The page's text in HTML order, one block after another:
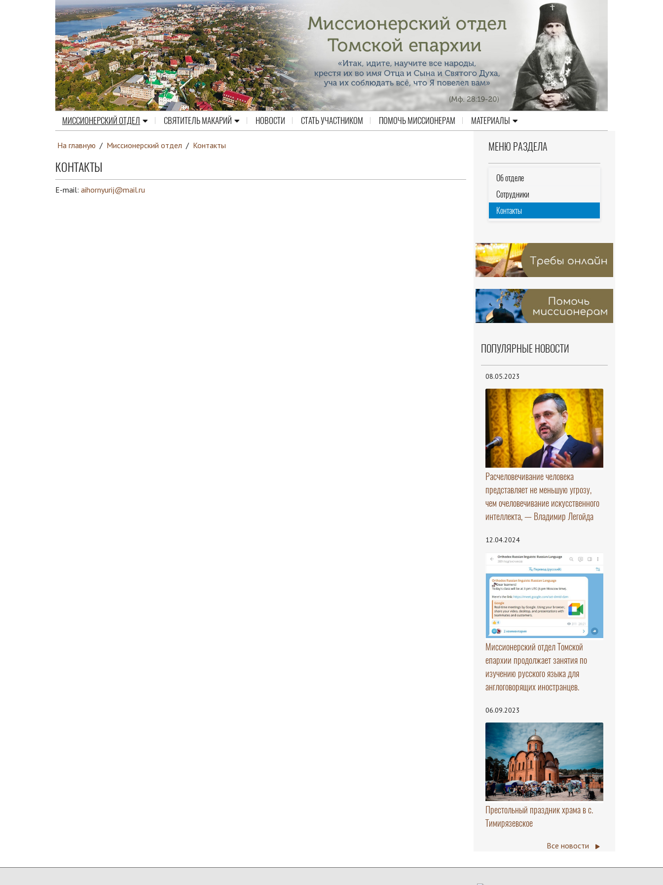
МИССИОНЕРСКИЙ ОТДЕЛ СВЯТИТЕЛЬ МАКАРИЙ НОВОСТИ СТАТЬ УЧАСТНИКОМ ПОМОЧЬ МИССИОНЕРАМ МАТЕРИАЛЫ
На главную / Миссионерский отдел / Контакты
КОНТАКТЫ
E-mail: aihornyurij@mail.ru
МЕНЮ РАЗДЕЛА
Об отделе
Сотрудники
Контакты
ПОПУЛЯРНЫЕ НОВОСТИ
08.05.2023
Расчеловечивание человека
представляет не меньшую угрозу,
чем очеловечивание искусственного
интеллекта, — Владимир Легойда
12.04.2024
Миссионерский отдел Томской
епархии продолжает занятия по
изучению русского языка для
англоговорящих иностранцев.
06.09.2023
Престольный праздник храма в с.
Тимирязевское
Все новости